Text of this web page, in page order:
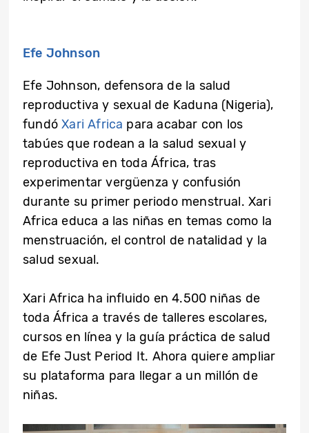
Efe Johnson
Efe Johnson, defensora de la salud
reproductiva y sexual de Kaduna (Nigeria),
fundóXari Africa para acabar con los
tabúes que rodean a la salud sexual y
reproductiva en toda África, tras
experimentar vergüenza y confusión
durante su primer periodo menstrual. Xari
Africa educa a las niñas en temas como la
menstruación, el control de natalidad y la
salud sexual.
Xari Africa ha influido en 4.500 niñas de
toda África a través de talleres escolares,
cursos en línea y la guía práctica de salud
de Efe Just Period It. Ahora quiere ampliar
su plataforma para llegar a un millón de
niñas.